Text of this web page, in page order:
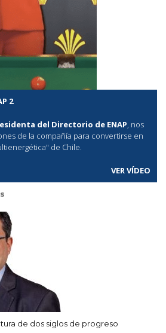
2
del Directorio de ENAP , nos
de la compañía para convertirse en
de Chile.
VER VÍDEO
de dos siglos de progreso